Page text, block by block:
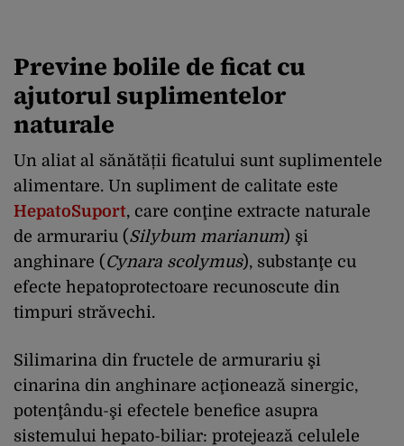
Previne bolile de ficat cu
ajutorul suplimentelor
naturale
Un aliat al sănătății ficatului sunt suplimentele
alimentare. Un supliment de calitate este
HepatoSuport, care conţine extracte naturale
de armurariu (Silybum marianum) şi
anghinare ( Cynara scolymus), substanţe cu
efecte hepatoprotectoare recunoscute din
timpuri străvechi.
Silimarina din fructele de armurariu şi
cinarina din anghinare acţionează sinergic,
potenţându-şi efectele benefice asupra
sistemului hepato-biliar: protejează celulele